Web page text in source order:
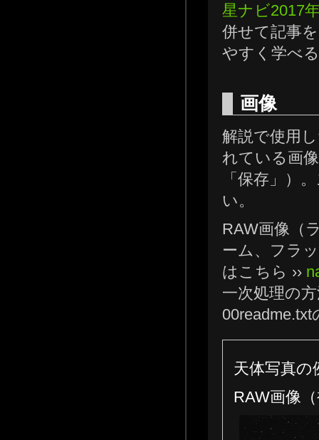
星ナビ2017
併せて記事
やすく学べ
画像
解説で使用
れている画
「保存」）
い。
RAW画像（
ーム、フラ
はこちら ››
一次処理の
天体写真の
RAW画像